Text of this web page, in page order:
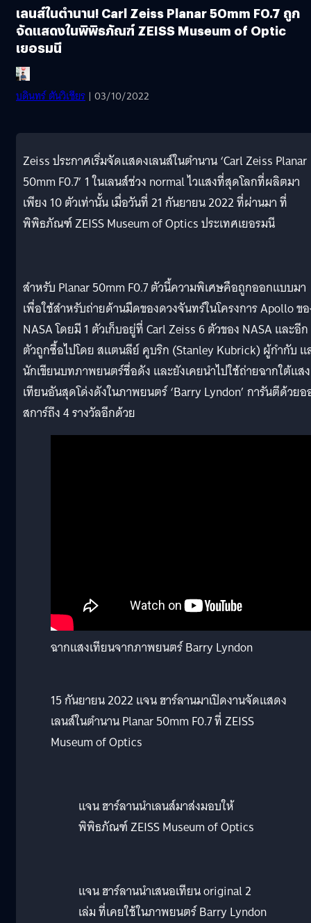
เลนส์ในตำนาน! Carl Zeiss Planar 50mm F0.7 ถูก
จัดแสดงในพิพิธภัณฑ์ ZEISS Museum of Optic
เยอรมนี
บดินทร์ ตันวิเชียร | 03/10/2022
Zeiss ประกาศเริ่มจัดแสดงเลนส์ในตำนาน ‘Carl Zeiss Planar
50mm F0.7’ 1 ในเลนส์ช่วง normal ไวแสงที่สุดโลกที่ผลิตมา
เพียง 10 ตัวเท่านั้น เมื่อวันที่ 21 กันยายน 2022 ที่ผ่านมา ที่
พิพิธภัณฑ์ ZEISS Museum of Optics ประเทศเยอรมนี
สำหรับ Planar 50mm F0.7 ตัวนี้ความพิเศษคือถูกออกแบบมา
เพื่อใช้สำหรับถ่ายด้านมืดของดวงจันทร์ในโครงการ Apollo ข
NASA โดยมี 1 ตัวเก็บอยู่ที่ Carl Zeiss 6 ตัวของ NASA และอี
ตัวถูกซื้อไปโดย สแตนลีย์ คูบริก (Stanley Kubrick) ผู้กำกับ แ
นักเขียนบทภาพยนตร์ชื่อดัง และยังเคยนำไปใช้ถ่ายฉากใต้แสง
เทียนอันสุดโด่งดังในภาพยนตร์ ‘Barry Lyndon’ การันตีด้วยอ
สการ์ถึง 4 รางวัลอีกด้วย
ฉากแสงเทียนจากภาพยนตร์ Barry Lyndon
15 กันยายน 2022 แจน ฮาร์ลานมาเปิดงานจัดแสดง
เลนส์ในตำนาน Planar 50mm F0.7 ที่ ZEISS
Museum of Optics
แจน ฮาร์ลานนำเลนส์มาส่งมอบให้
พิพิธภัณฑ์ ZEISS Museum of Optics
แจน ฮาร์ลานนำเสนอเทียน original 2
เล่ม ที่เคยใช้ในภาพยนตร์ Barry Lyndon